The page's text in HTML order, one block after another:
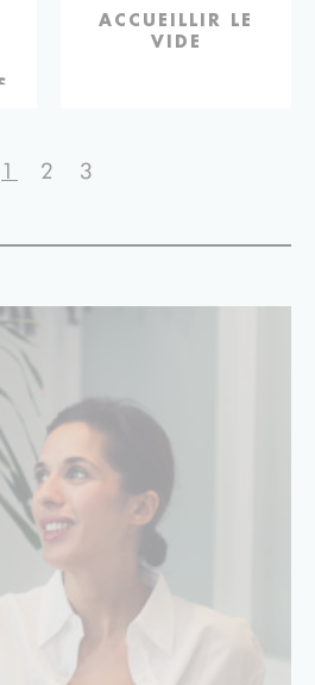
ACCUEILLIR LE
VIDE
1 2 3